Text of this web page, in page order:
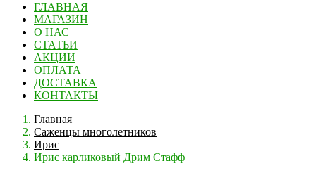
ГЛАВНАЯ
МАГАЗИН
О НАС
СТАТЬИ
АКЦИИ
ОПЛАТА
ДОСТАВКА
КОНТАКТЫ
Главная
Саженцы многолетников
Ирис
Ирис карликовый Дрим Стафф